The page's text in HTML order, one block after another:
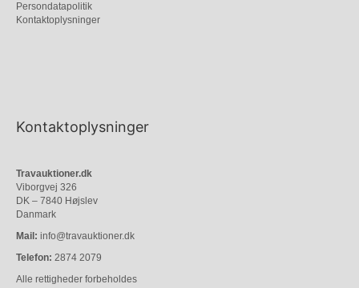
Persondatapolitik
Kontaktoplysninger
Kontaktoplysninger
Travauktioner.dk
Viborgvej 326
DK – 7840 Højslev
Danmark
Mail: info@travauktioner.dk
Telefon: 2874 2079
Alle rettigheder forbeholdes